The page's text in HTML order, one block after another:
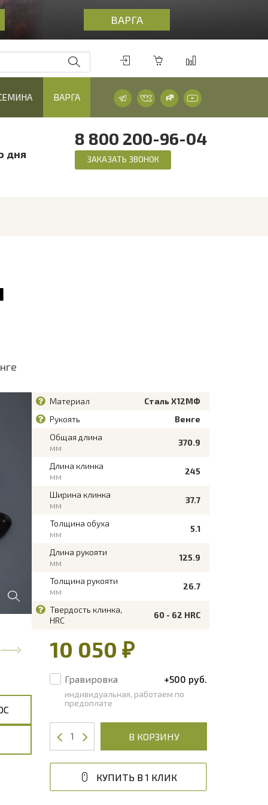
ВАРГА
ВАРГА
дня
8 800 200-96-04
ЗАКАЗАТЬ ЗВОНОК
Материал
Сталь Х12МФ
Рукоять
Венге
Общая длина
мм
370.9
Длина клинка
мм
245
Ширина клинка
мм
37.7
Толщина обуха
мм
5.1
Длина рукояти
мм
125.9
Толщина рукояти
мм
26.7
Твердость клинка,
HRC
60 - 62 HRC
10 050 ₽
Гравировка +500 руб.
индивидуальная, работаем по
предоплате
В КОРЗИНУ
КУПИТЬ В 1 КЛИК